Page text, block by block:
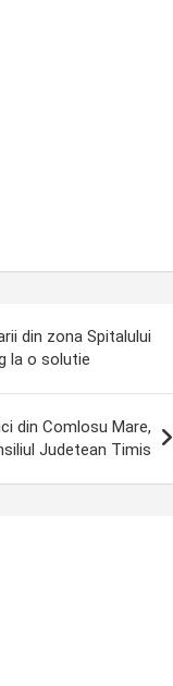
din zona Spitalului
la o solutie
din Comlosu Mare,
Judetean Timis